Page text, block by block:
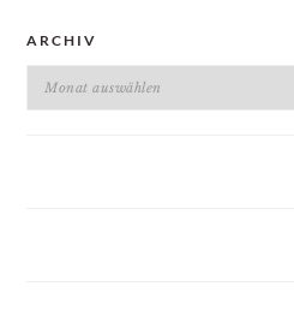
ARCHIV
Archiv